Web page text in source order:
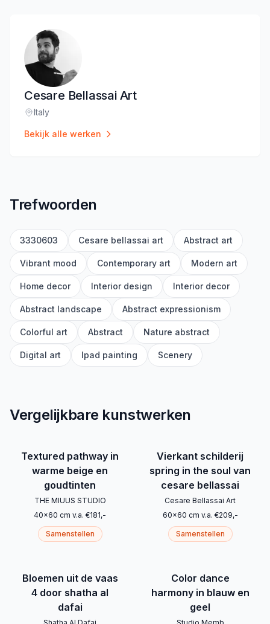
Cesare Bellassai Art
Locatie
Italy
Bekijk alle werken
Trefwoorden
3330603 Cesare bellassai art Abstract art
Vibrant mood Contemporary art Modern art
Home decor Interior design Interior decor
Abstract landscape Abstract expressionism
Colorful art Abstract Nature abstract
Digital art Ipad painting Scenery
Vergelijkbare kunstwerken
Textured pathway in
warme beige en
goudtinten
THE MIUUS STUDIO
40x60 cm v.a. €181,-
Samenstellen
Vierkant schilderij
spring in the soul van
cesare bellassai
Cesare Bellassai Art
60x60 cm v.a. €209,-
Samenstellen
Bloemen uit de vaas
4 door shatha al
dafai
Color dance
harmony in blauw en
geel